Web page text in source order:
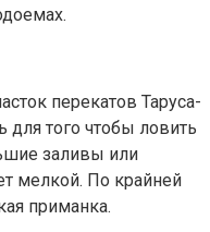
перекатов Таруса-
того чтобы ловить
заливы или
мелкой. По крайней
приманка.